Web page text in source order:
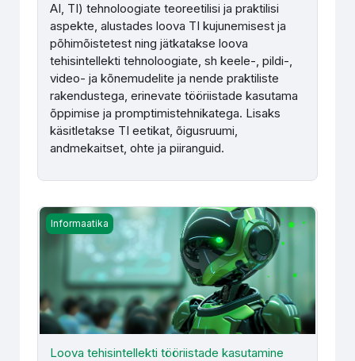
AI, TI) tehnoloogiate teoreetilisi ja praktilisi
aspekte, alustades loova TI kujunemisest ja
põhimõistetest ning jätkatakseloova
tehisintellekti tehnoloogiate, sh keele-, pildi-,
video- ja kõnemudelite ja nende praktiliste
rakendustega, erinevate tööriistade kasutama
õppimise ja promptimistehnikatega. Lisaks
käsitletakse TI eetikat, õigusruumi,
andmekaitset, ohte ja piiranguid.
Loova tehisintellekti tööriistade kasutamine õppetöös
Informaatika
Loova tehisintellekti tööriistade kasutamine